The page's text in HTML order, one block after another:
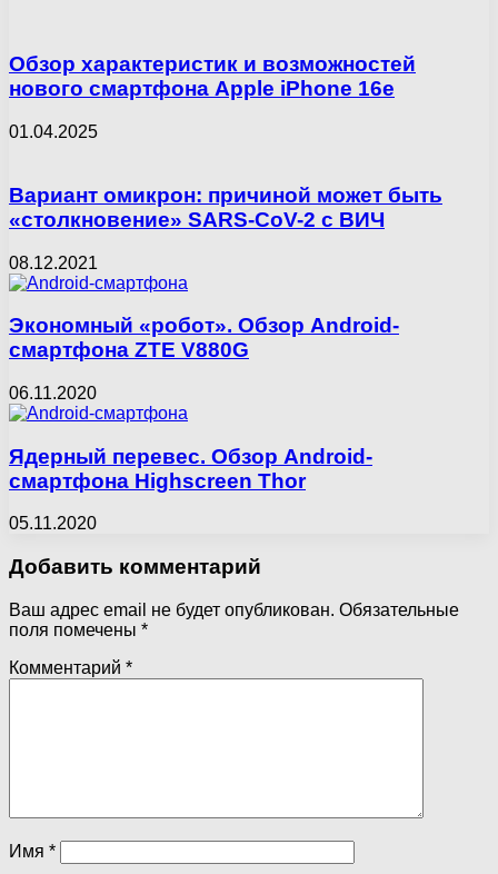
Обзор характеристик и возможностей
нового смартфона Apple iPhone 16e
01.04.2025
Вариант омикрон: причиной может быть
«столкновение» SARS-CoV-2 с ВИЧ
08.12.2021
Экономный «робот». Обзор Android-
смартфона ZTE V880G
06.11.2020
Ядерный перевес. Обзор Android-
смартфона Highscreen Thor
05.11.2020
Добавить комментарий
Ваш адрес email не будет опубликован. Обязательные
поля помечены *
Комментарий *
Имя *